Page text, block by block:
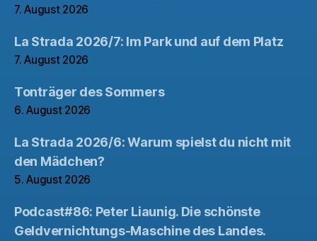
7. August 2026
La Strada 2026/7: Im Park und auf dem Platz
7. August 2026
Tonträger des Sommers
6. August 2026
La Strada 2026/6: Warum spielst du nicht mit
den Mädchen?
5. August 2026
Podcast#86: Peter Liaunig. Die schönste
Geldvernichtungs-Maschine des Landes.